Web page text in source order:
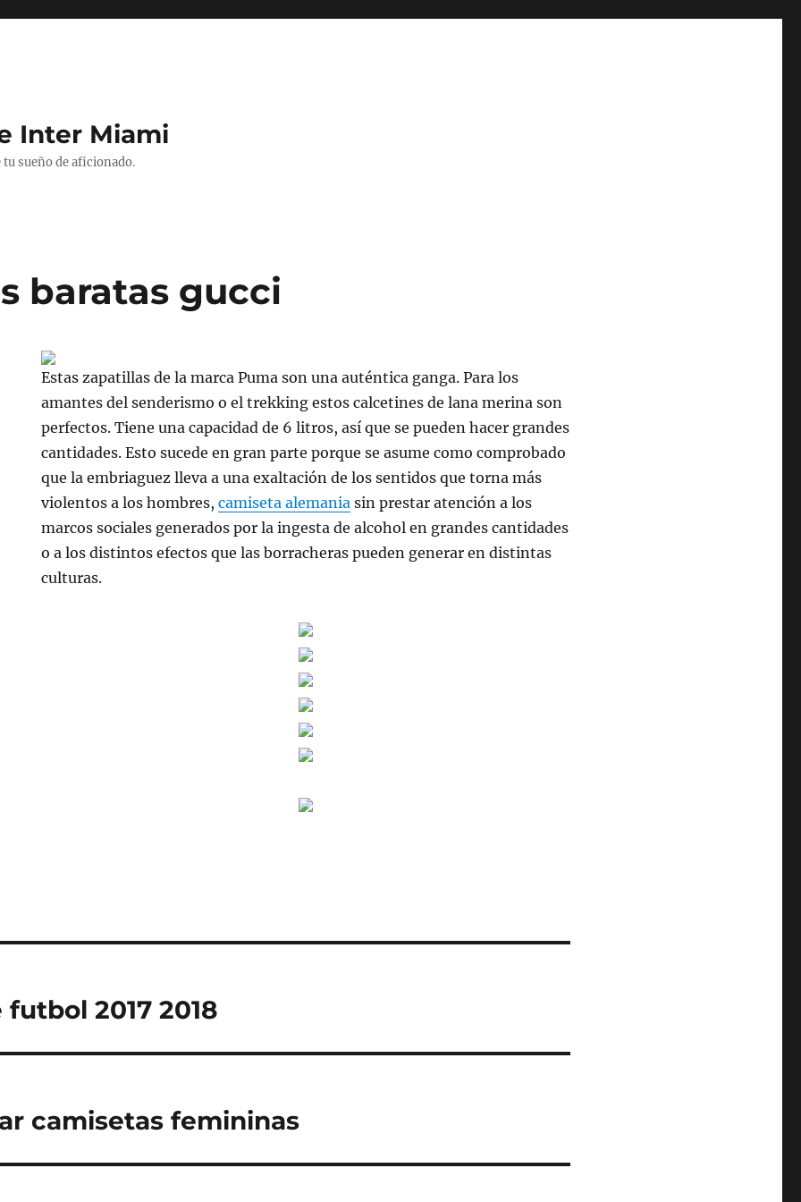
Inter Miami
sueño de aficionado.
baratas gucci
Estas zapatillas de la marca Puma son una auténtica ganga. Para los
amantes del senderismo o el trekking estos calcetines de lana merina son
perfectos. Tiene una capacidad de 6 litros, así que se pueden hacer grandes
cantidades. Esto sucede en gran parte porque se asume como comprobado
que la embriaguez lleva a una exaltación de los sentidos que torna más
violentos a los hombres,camiseta alemania sin prestar atención a los
marcos sociales generados por la ingesta de alcohol en grandes cantidades
o a los distintos efectos que las borracheras pueden generar en distintas
culturas.
2017 2018
camisetas femininas